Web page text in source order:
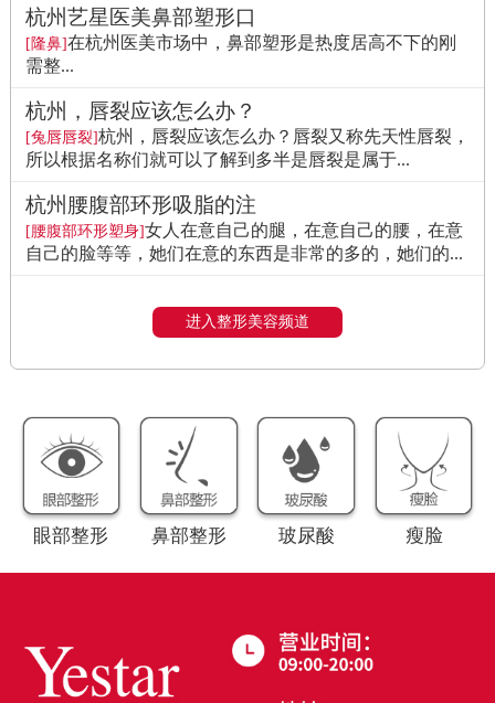
杭州艺星医美鼻部塑形口
[隆鼻]在杭州医美市场中，鼻部塑形是热度居高不下的刚
需整...
杭州，唇裂应该怎么办？
[兔唇唇裂]杭州，唇裂应该怎么办？唇裂又称先天性唇裂，
所以根据名称们就可以了解到多半是唇裂是属于...
杭州腰腹部环形吸脂的注
[腰腹部环形塑身]女人在意自己的腿，在意自己的腰，在意
自己的脸等等，她们在意的东西是非常的多的，她们的...
进入整形美容频道
眼部整形 鼻部整形 玻尿酸 瘦脸